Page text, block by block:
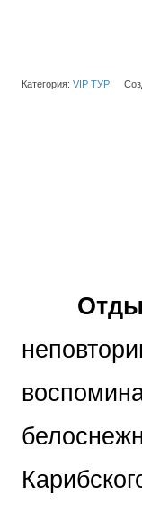
Категория: VIP ТУР